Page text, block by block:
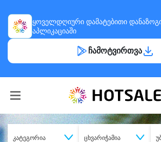
ყოველდღიური დამატებითი
აპლიკაციაში
ჩამოტვირთვა
კატეგორია ცხვარიჭამია